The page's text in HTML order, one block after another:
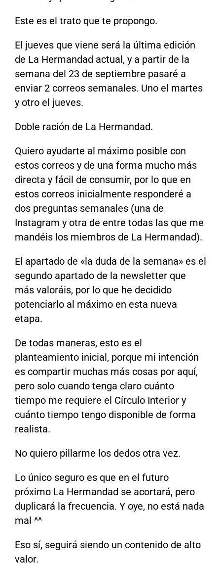
Este es el trato que te propongo.
El jueves que viene será la última edición
de La Hermandad actual, y a partir de la
semana del 23 de septiembre pasaré a
enviar 2 correos semanales. Uno el martes
y otro el jueves.
Doble ración de La Hermandad.
Quiero ayudarte al máximo posible con
estos correos y de una forma mucho más
directa y fácil de consumir, por lo que en
estos correos inicialmente responderé a
dos preguntas semanales (una de
Instagram y otra de entre todas las que me
mandéis los miembros de La Hermandad).
El apartado de «la duda de la semana» es el
segundo apartado de la newsletter que
más valoráis, por lo que he decidido
potenciarlo al máximo en esta nueva
etapa.
De todas maneras, esto es el
planteamiento inicial, porque mi intención
es compartir muchas más cosas por aquí,
pero solo cuando tenga claro cuánto
tiempo me requiere el Círculo Interior y
cuánto tiempo tengo disponible de forma
realista.
No quiero pillarme los dedos otra vez.
Lo único seguro es que en el futuro
próximo La Hermandad se acortará, pero
duplicará la frecuencia. Y oye, no está nada
mal ^^
Eso sí, seguirá siendo un contenido de alto
valor.